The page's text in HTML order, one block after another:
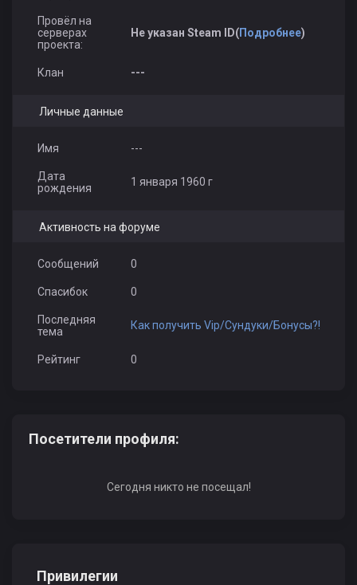
Провёл на
серверах
проекта:
Не указан Steam ID(Подробнее)
Клан ---
Личные данные
Имя ---
Дата
рождения
1 января 1960 г
Активность на форуме
Сообщений 0
Спасибок 0
Последняя
тема
Как получить Vip/Сундуки/Бонусы?!
Рейтинг 0
Посетители профиля:
Сегодня никто не посещал!
Привилегии